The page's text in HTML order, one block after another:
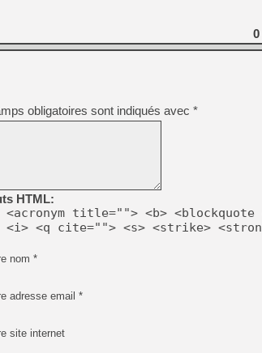
[Mo5] Deux inédits du
[GK] Le beat'em up The
[GK] Endless Legend 2 :
[LS] [PS5] Le WebKit
[GK] Oubliez Crazy Taxi,
[LS] [Switch] NSZ 5.0.0
[GK] No More Room in
[GK] Un chatbot Atelier
0
obligatoires sont indiqués avec *
HTML:
title=""> <b> <blockquote
<i> <q cite=""> <s> <strike>
nom *
adresse email *
site internet